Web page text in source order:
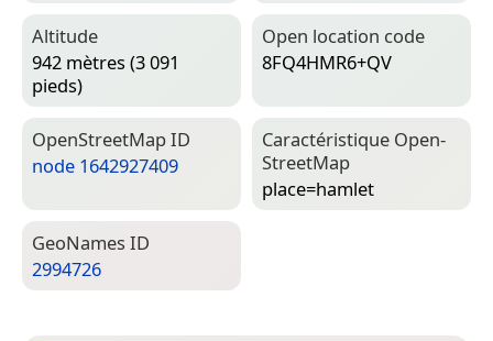
Altitude
942 mètres (3 091
pieds)
Open location code
8FQ4HMR6+QV
Open­Street­Map ID
node 1642927409
Caractéristique Open­
Street­Map
place=­hamlet
Geo­Names ID
2994726